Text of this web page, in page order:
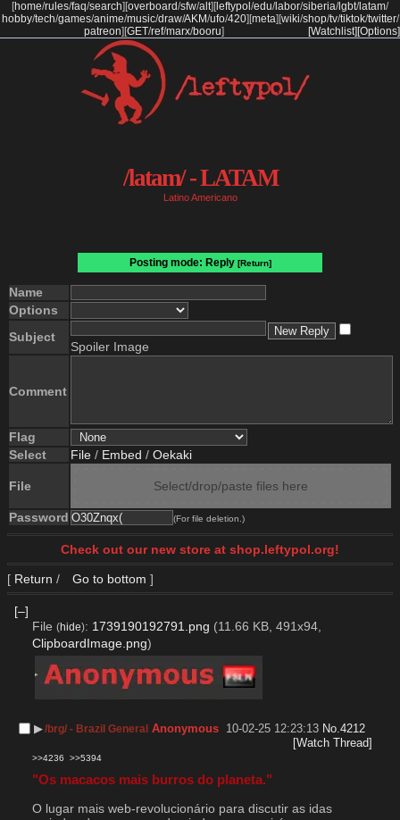
[home/rules/faq/search] [overboard/sfw/alt] [ leftypol /edu/labor/siberia/lgbt/latam/
hobby/tech/games/anime/music/draw/AKM/ufo/420] [meta] [wiki/shop/tv/tiktok/twitter/
patreon] [GET/ref/marx/booru] [Options]
[Watchlist]
/latam/ - LATAM
Latino Americano
Posting mode: Reply [Return]
Name
Options
Subject
Spoiler Image
Comment
Flag
Select
File / Embed / Oekaki
File Select/drop/paste files here
Password (For file deletion.)
Check out our new store at shop.leftypol.org!
[ Return / Go to bottom ]
[–]
File (hide): 1739190192791.png (11.66 KB, 491x94,
ClipboardImage.png)
▶︎/brg/ - Brazil General Anonymous 10-02-25 12:23:13 No.4212
[Watch Thread]
>>4236 >>5394
"Os macacos mais burros do planeta."
O lugar mais web-revolucionário para discutir as idas